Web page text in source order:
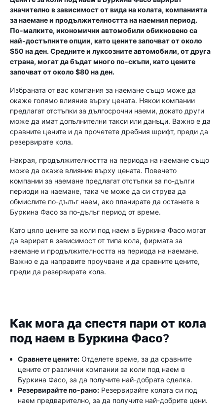
значително в зависимост от вида на колата, компанията
за наемане и продължителността на наемния период.
По-малките, икономични автомобили обикновено са
най-достъпните опции, като цените започват от около
$50 на ден. Средните и луксозните автомобили, от друга
страна, могат да бъдат много по-скъпи, като цените
започват от около $80 на ден.
Избраната от вас компания за наемане също може да
окаже голямо влияние върху цената. Някои компании
предлагат отстъпки за дългосрочни наеми, докато други
може да имат допълнителни такси или данъци. Важно е да
сравните цените и да прочетете дребния шрифт, преди да
резервирате кола.
Накрая, продължителността на периода на наемане също
може да окаже влияние върху цената. Повечето
компании за наемане предлагат отстъпки за по-дълги
периоди на наемане, така че може да си струва да
обмислите по-дълъг наем, ако планирате да останете в
Буркина Фасо за по-дълъг период от време.
Като цяло цените за коли под наем в Буркина Фасо могат
да варират в зависимост от типа кола, фирмата за
наемане и продължителността на периода на наемане.
Важно е да направите проучване и да сравните цените,
преди да резервирате кола.
Как мога да спестя пари от кола
под наем в Буркина Фасо?
Сравнете цените: Отделете време, за да сравните
цените от различни компании за коли под наем в
Буркина Фасо, за да получите най-добрата сделка.
Резервирайте по-рано: Резервирайте колата си под
наем предварително, за да получите най-добрите цени.